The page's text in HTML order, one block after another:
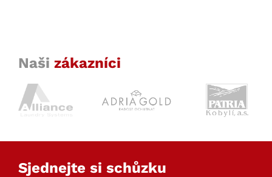
Naši zákazníci
Sjednejte si schůzku